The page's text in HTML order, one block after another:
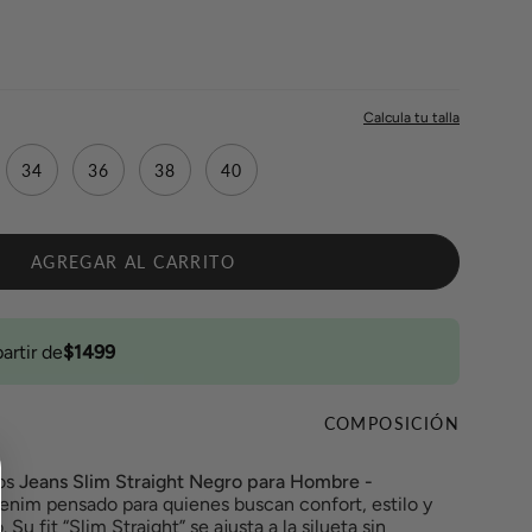
34 36 38 40
AGREGAR AL CARRITO
de$1499
COMPOSICIÓN
Jeans Slim Straight Negro para Hombre -
pensado para quienes buscan confort, estilo y
Su fit “Slim Straight” se ajusta a la silueta sin